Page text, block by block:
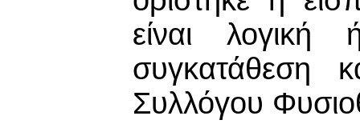
είναι
συγκατάθεση
Συλλόγου